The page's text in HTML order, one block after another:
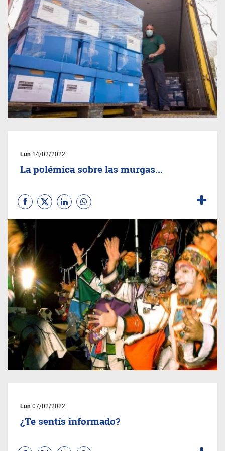
Lun 14/02/2022
La polémica sobre las murgas...
Lun 07/02/2022
¿Te sentís informado?